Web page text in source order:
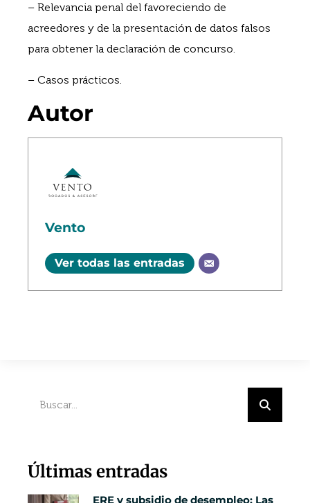
– Relevancia penal del favoreciendo de
acreedores y de la presentación de datos falsos
para obtener la declaración de concurso.
– Casos prácticos.
Autor
Vento
Ver todas las entradas
Últimas entradas
ERE y subsidio de desempleo: Las